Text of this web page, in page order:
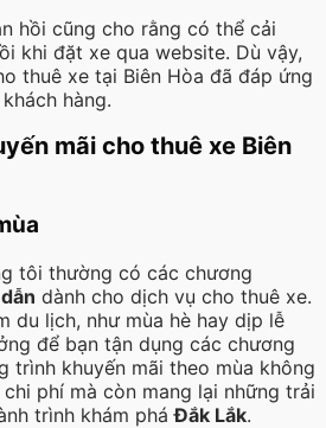
hồi cũng cho rằng có thể cải
khi đặt xe qua website. Dù vậy,
thuê xe tại Biên Hòa đã đáp ứng
hàng.
mãi cho thuê xe Biên
tôi thường có các chương
dành cho dịch vụ cho thuê xe.
du lịch, như mùa hè hay dịp lễ
để bạn tận dụng các chương
trình khuyến mãi theo mùa không
phí mà còn mang lại những trải
trình khám pháĐắk Lắk.